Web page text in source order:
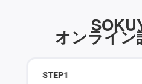
オンライン
STEP1